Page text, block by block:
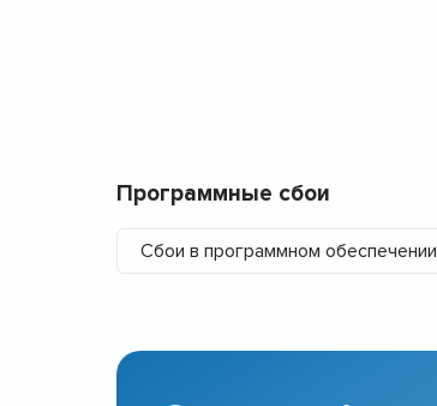
Программные сбои
Сбои в программном обеспечении